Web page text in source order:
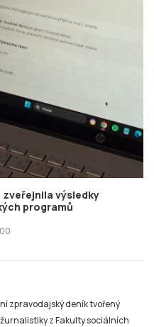
zveřejnila výsledky
programů
zpravodajský deník tvořený
z Fakulty sociálních